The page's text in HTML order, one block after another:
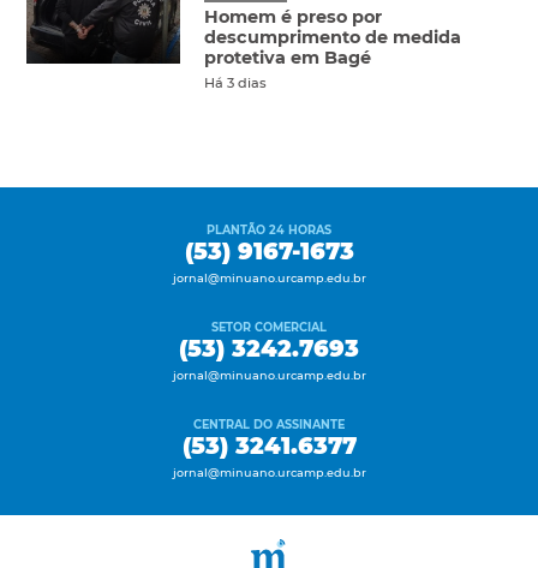
Homem é preso por
descumprimento de medida
protetiva em Bagé
Há 3 dias
PLANTÃO 24 HORAS
(53) 9167-1673
jornal@minuano.urcamp.edu.br
SETOR COMERCIAL
(53) 3242.7693
jornal@minuano.urcamp.edu.br
CENTRAL DO ASSINANTE
(53) 3241.6377
jornal@minuano.urcamp.edu.br